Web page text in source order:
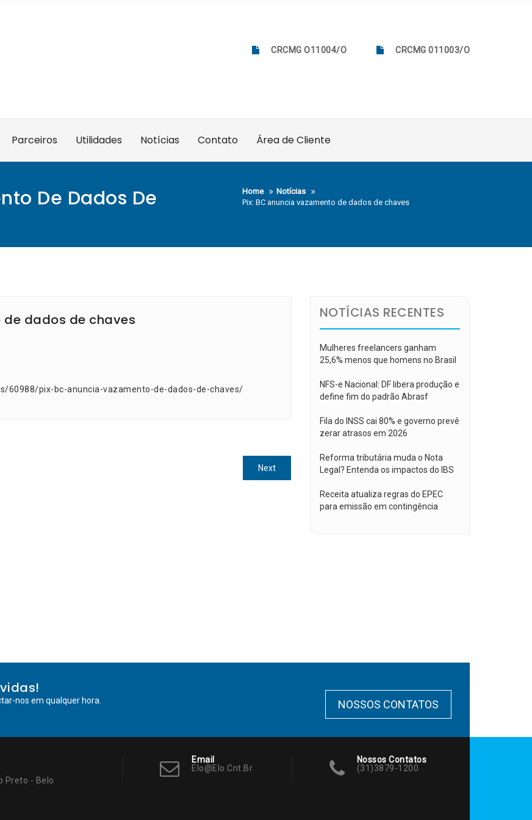
CRCMG O11004/O CRCMG 011003/O
Parceiros Utilidades Notícias Contato Área de Cliente
De Dados De Home
Notícias
Pix: BC anuncia vazamento de dados de chaves
de dados de chaves
60988/pix-bc-anuncia-vazamento-de-dados-de-chaves/
NextNext
post:
NOTÍCIAS RECENTES
Mulheres freelancers ganham
25,6% menos que homens no Brasil
NFS-e Nacional: DF libera produção e
define fim do padrão Abrasf
Fila do INSS cai 80% e governo prevê
zerar atrasos em 2026
Reforma tributária muda o Nota
Legal? Entenda os impactos do IBS
Receita atualiza regras do EPEC
para emissão em contingência
nos em qualquer hora. NOSSOS CONTATOS
Preto - Belo
Email
Elo@elo.cnt.br
Nossos Contatos
(31)3879-1200